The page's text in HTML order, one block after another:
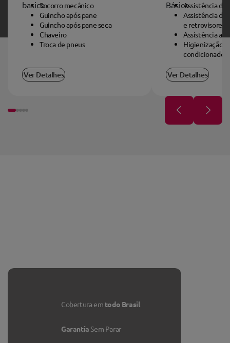
Socorro mecânico
Guincho após pane
Guincho após pane seca
Chaveiro
Troca de pneus
Ver Detalhes
Assistência de
Assistência de
e retrovisores
Assistência a
Higienização
condicionado
Ver Detalhes
Cobertura em todo Brasil
Garantia Sem Parar